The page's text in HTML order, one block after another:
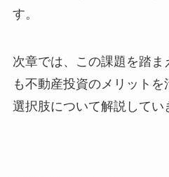
す。
次章では、この課題を踏
も不動産投資のメリット
選択肢について解説してい